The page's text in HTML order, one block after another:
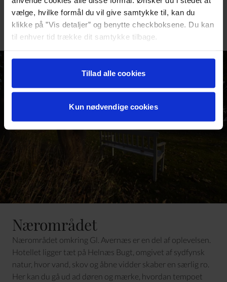
vælge, hvilke formål du vil give samtykke til, kan du
klikke på ”Vis detaljer” og benytte checkboksene. Du kan
til enhver tid trække dit samtykke tilbage.
Læs mere om det samt vores behandling af
personoplysninger her>>Tillad alle cookies
Kun nødvendige cookies
trække dig tilbage, samle tankerne og lade kroppen lande.
VÆRELSER
Nærområdet
Nærområdet omkring Gl. Avernæs er en del af oplevelsen.
Hotellet ligger tæt på Helnæs Bugt, omgivet af sydfynsk
natur, hvor vand, skov og åbne vidder skaber en særlig ro.
Her kan du gå ud ad døren og mærke, hvordan tempoet